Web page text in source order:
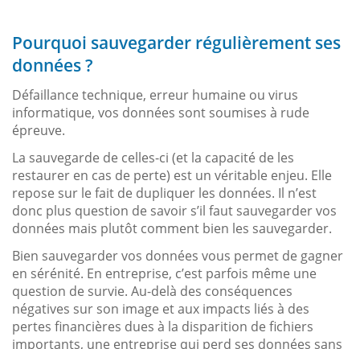
Pourquoi sauvegarder régulièrement ses
données ?
Défaillance technique, erreur humaine ou virus
informatique, vos données sont soumises à rude
épreuve.
La sauvegarde de celles-ci (et la capacité de les
restaurer en cas de perte) est un véritable enjeu. Elle
repose sur le fait de dupliquer les données. Il n’est
donc plus question de savoir s’il faut sauvegarder vos
données mais plutôt comment bien les sauvegarder.
Bien sauvegarder vos données vous permet de gagner
en sérénité. En entreprise, c’est parfois même une
question de survie. Au-delà des conséquences
négatives sur son image et aux impacts liés à des
pertes financières dues à la disparition de fichiers
importants, une entreprise qui perd ses données sans